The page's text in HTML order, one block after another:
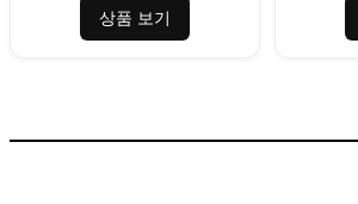
상품 보기